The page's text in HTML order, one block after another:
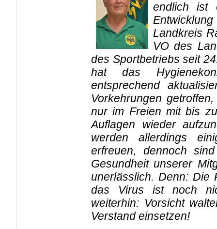
endlich ist
Landkreis
VO des
des Sportbetriebs seit
hat das
entsprechend
Vorkehrungen
nur im Freien mit bis
Auflagen wieder
werden allerdings
erfreuen, dennoch
Gesundheit unserer
unerlässlich. Denn: Die
das Virus ist noch
weiterhin: Vorsicht
Verstand einsetzen!